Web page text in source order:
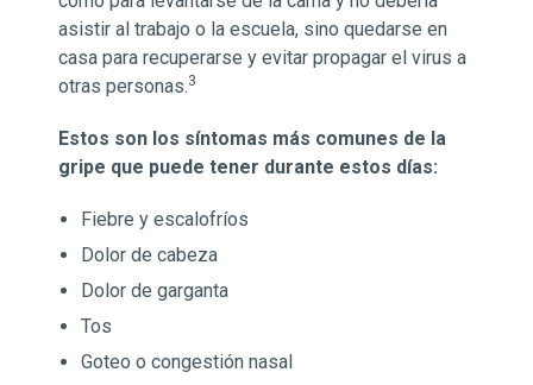
asistir al trabajo o la escuela, sino quedarse en
casa para recuperarse y evitar propagar el virus a
otras personas.3
Estos son los síntomas más comunes de la
gripe que puede tener durante estos días:
Fiebre y escalofríos
Dolor de cabeza
Dolor de garganta
Tos
Goteo o congestión nasal